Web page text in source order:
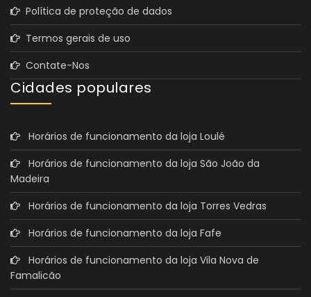
Política de proteção de dados
Termos gerais de uso
Contate-Nos
Cidades populares
Horários de funcionamento da loja Loulé
Horários de funcionamento da loja São João da
Madeira
Horários de funcionamento da loja Torres Vedras
Horários de funcionamento da loja Fafe
Horários de funcionamento da loja Vila Nova de
Famalicão